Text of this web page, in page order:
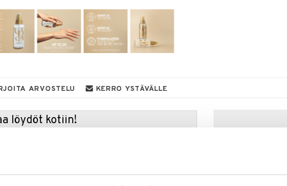
ARVOSTELU KERRO YSTÄVÄLLE
löydöt kotiin!